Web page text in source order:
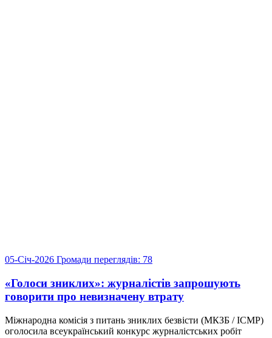
05-Січ-2026 Громади переглядів: 78
«Голоси зниклих»: журналістів запрошують
говорити про невизначену втрату
Міжнародна комісія з питань зниклих безвісти (МКЗБ / ICMP)
оголосила всеукраїнський конкурс журналістських робіт